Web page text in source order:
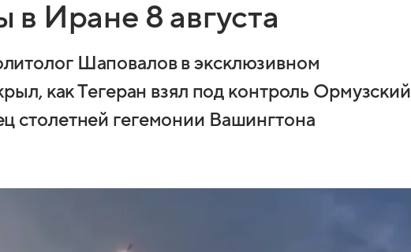
в Иране 8 августа
Шаповалов в эксклюзивном
как Тегеран взял под контроль Ормузский
столетней гегемонии Вашингтона